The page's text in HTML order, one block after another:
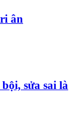
ân
sửa sai là